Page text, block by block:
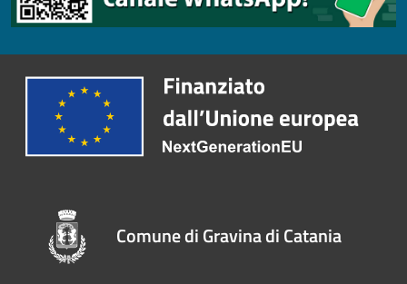
Comune di Gravina di Catania